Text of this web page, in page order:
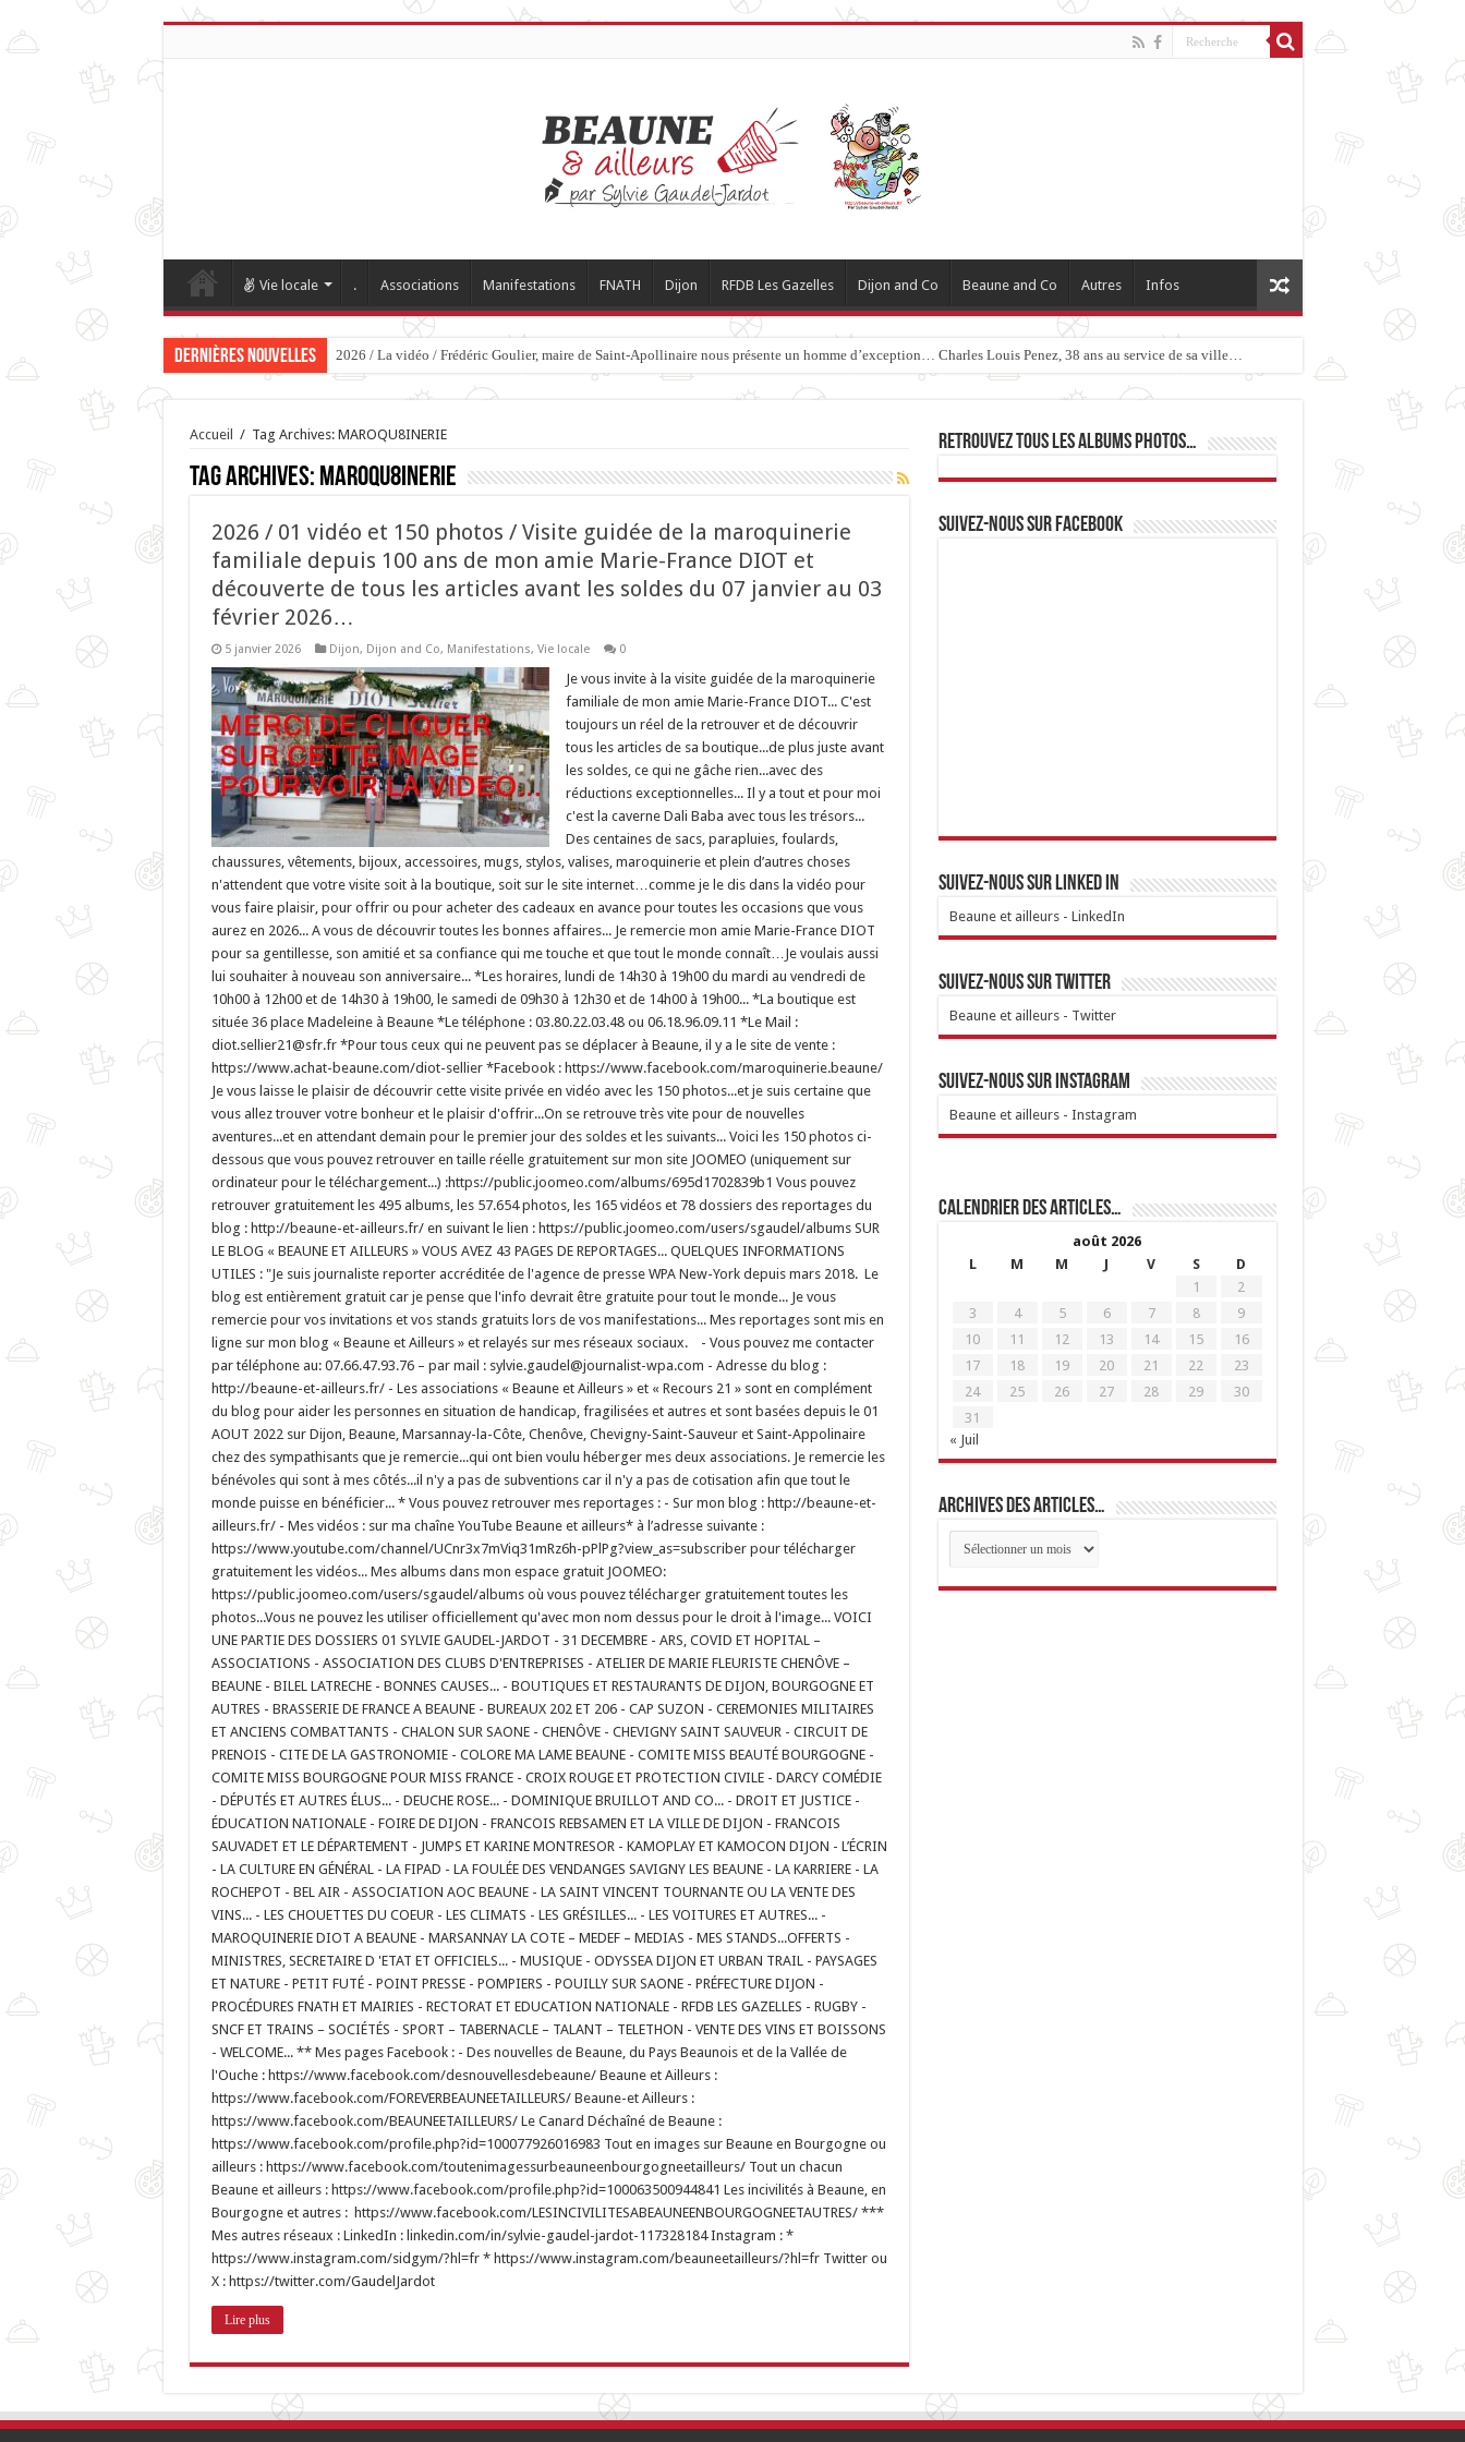
Vie locale . Associations Manifestations FNATH Dijon RFDB Les Gazelles Dijon and Co Beaune and Co Autres Infos
Dernières nouvelles 2026 / La vidéo / Frédéric Goulier, maire de Saint-Apollinaire nous présente un homme d’exception… Charles Louis Penez, 38 ans au service de sa ville…
Accueil / Tag Archives: MAROQU8INERIE
Tag Archives: MAROQU8INERIE
2026 / 01 vidéo et 150 photos / Visite guidée de la maroquinerie
familiale depuis 100 ans de mon amie Marie-France DIOT et
découverte de tous les articles avant les soldes du 07 janvier au 03
février 2026…
5 janvier 2026 Dijon, Dijon and Co, Manifestations, Vie locale 0
Je vous invite à la visite guidée de la maroquinerie
familiale de mon amie Marie-France DIOT... C'est
toujours un réel de la retrouver et de découvrir
tous les articles de sa boutique...de plus juste avant
les soldes, ce qui ne gâche rien...avec des
réductions exceptionnelles... Il y a tout et pour moi
c'est la caverne Dali Baba avec tous les trésors...
Des centaines de sacs, parapluies, foulards,
chaussures, vêtements, bijoux, accessoires, mugs, stylos, valises, maroquinerie et plein d’autres choses
n'attendent que votre visite soit à la boutique, soit sur le site internet…comme je le dis dans la vidéo pour
vous faire plaisir, pour offrir ou pour acheter des cadeaux en avance pour toutes les occasions que vous
aurez en 2026... A vous de découvrir toutes les bonnes affaires... Je remercie mon amie Marie-France DIOT
pour sa gentillesse, son amitié et sa confiance qui me touche et que tout le monde connaît…Je voulais aussi
lui souhaiter à nouveau son anniversaire... *Les horaires, lundi de 14h30 à 19h00 du mardi au vendredi de
10h00 à 12h00 et de 14h30 à 19h00, le samedi de 09h30 à 12h30 et de 14h00 à 19h00... *La boutique est
située 36 place Madeleine à Beaune *Le téléphone : 03.80.22.03.48 ou 06.18.96.09.11 *Le Mail :
diot.sellier21@sfr.fr *Pour tous ceux qui ne peuvent pas se déplacer à Beaune, il y a le site de vente :
https://www.achat-beaune.com/diot-sellier *Facebook : https://www.facebook.com/maroquinerie.beaune/
Je vous laisse le plaisir de découvrir cette visite privée en vidéo avec les 150 photos...et je suis certaine que
vous allez trouver votre bonheur et le plaisir d'offrir...On se retrouve très vite pour de nouvelles
aventures...et en attendant demain pour le premier jour des soldes et les suivants... Voici les 150 photos ci-
dessous que vous pouvez retrouver en taille réelle gratuitement sur mon site JOOMEO (uniquement sur
ordinateur pour le téléchargement...) :https://public.joomeo.com/albums/695d1702839b1 Vous pouvez
retrouver gratuitement les 495 albums, les 57.654 photos, les 165 vidéos et 78 dossiers des reportages du
blog : http://beaune-et-ailleurs.fr/ en suivant le lien : https://public.joomeo.com/users/sgaudel/albums SUR
LE BLOG « BEAUNE ET AILLEURS » VOUS AVEZ 43 PAGES DE REPORTAGES... QUELQUES INFORMATIONS
UTILES : "Je suis journaliste reporter accréditée de l'agence de presse WPA New-York depuis mars 2018. Le
blog est entièrement gratuit car je pense que l'info devrait être gratuite pour tout le monde... Je vous
remercie pour vos invitations et vos stands gratuits lors de vos manifestations... Mes reportages sont mis en
ligne sur mon blog « Beaune et Ailleurs » et relayés sur mes réseaux sociaux. - Vous pouvez me contacter
par téléphone au: 07.66.47.93.76 – par mail : sylvie.gaudel@journalist-wpa.com - Adresse du blog :
http://beaune-et-ailleurs.fr/ - Les associations « Beaune et Ailleurs » et « Recours 21 » sont en complément
du blog pour aider les personnes en situation de handicap, fragilisées et autres et sont basées depuis le 01
AOUT 2022 sur Dijon, Beaune, Marsannay-la-Côte, Chenôve, Chevigny-Saint-Sauveur et Saint-Appolinaire
chez des sympathisants que je remercie...qui ont bien voulu héberger mes deux associations. Je remercie les
bénévoles qui sont à mes côtés...il n'y a pas de subventions car il n'y a pas de cotisation afin que tout le
monde puisse en bénéficier... * Vous pouvez retrouver mes reportages : - Sur mon blog : http://beaune-et-
ailleurs.fr/ - Mes vidéos : sur ma chaîne YouTube Beaune et ailleurs* à l’adresse suivante :
https://www.youtube.com/channel/UCnr3x7mViq31mRz6h-pPlPg?view_as=subscriber pour télécharger
gratuitement les vidéos... Mes albums dans mon espace gratuit JOOMEO:
https://public.joomeo.com/users/sgaudel/albums où vous pouvez télécharger gratuitement toutes les
photos...Vous ne pouvez les utiliser officiellement qu'avec mon nom dessus pour le droit à l'image... VOICI
UNE PARTIE DES DOSSIERS 01 SYLVIE GAUDEL-JARDOT - 31 DECEMBRE - ARS, COVID ET HOPITAL –
ASSOCIATIONS - ASSOCIATION DES CLUBS D'ENTREPRISES - ATELIER DE MARIE FLEURISTE CHENÔVE –
BEAUNE - BILEL LATRECHE - BONNES CAUSES... - BOUTIQUES ET RESTAURANTS DE DIJON, BOURGOGNE ET
AUTRES - BRASSERIE DE FRANCE A BEAUNE - BUREAUX 202 ET 206 - CAP SUZON - CEREMONIES MILITAIRES
ET ANCIENS COMBATTANTS - CHALON SUR SAONE - CHENÔVE - CHEVIGNY SAINT SAUVEUR - CIRCUIT DE
PRENOIS - CITE DE LA GASTRONOMIE - COLORE MA LAME BEAUNE - COMITE MISS BEAUTÉ BOURGOGNE -
COMITE MISS BOURGOGNE POUR MISS FRANCE - CROIX ROUGE ET PROTECTION CIVILE - DARCY COMÉDIE
- DÉPUTÉS ET AUTRES ÉLUS... - DEUCHE ROSE... - DOMINIQUE BRUILLOT AND CO... - DROIT ET JUSTICE -
ÉDUCATION NATIONALE - FOIRE DE DIJON - FRANCOIS REBSAMEN ET LA VILLE DE DIJON - FRANCOIS
SAUVADET ET LE DÉPARTEMENT - JUMPS ET KARINE MONTRESOR - KAMOPLAY ET KAMOCON DIJON - L’ÉCRIN
- LA CULTURE EN GÉNÉRAL - LA FIPAD - LA FOULÉE DES VENDANGES SAVIGNY LES BEAUNE - LA KARRIERE - LA
ROCHEPOT - BEL AIR - ASSOCIATION AOC BEAUNE - LA SAINT VINCENT TOURNANTE OU LA VENTE DES
VINS... - LES CHOUETTES DU COEUR - LES CLIMATS - LES GRÉSILLES... - LES VOITURES ET AUTRES... -
MAROQUINERIE DIOT A BEAUNE - MARSANNAY LA COTE – MEDEF – MEDIAS - MES STANDS...OFFERTS -
MINISTRES, SECRETAIRE D 'ETAT ET OFFICIELS... - MUSIQUE - ODYSSEA DIJON ET URBAN TRAIL - PAYSAGES
ET NATURE - PETIT FUTÉ - POINT PRESSE - POMPIERS - POUILLY SUR SAONE - PRÉFECTURE DIJON -
PROCÉDURES FNATH ET MAIRIES - RECTORAT ET EDUCATION NATIONALE - RFDB LES GAZELLES - RUGBY -
SNCF ET TRAINS – SOCIÉTÉS - SPORT – TABERNACLE – TALANT – TELETHON - VENTE DES VINS ET BOISSONS
- WELCOME... ** Mes pages Facebook : - Des nouvelles de Beaune, du Pays Beaunois et de la Vallée de
l'Ouche : https://www.facebook.com/desnouvellesdebeaune/ Beaune et Ailleurs :
https://www.facebook.com/FOREVERBEAUNEETAILLEURS/ Beaune-et Ailleurs :
https://www.facebook.com/BEAUNEETAILLEURS/ Le Canard Déchaîné de Beaune :
https://www.facebook.com/profile.php?id=100077926016983 Tout en images sur Beaune en Bourgogne ou
ailleurs : https://www.facebook.com/toutenimagessurbeauneenbourgogneetailleurs/ Tout un chacun
Beaune et ailleurs : https://www.facebook.com/profile.php?id=100063500944841 Les incivilités à Beaune, en
Bourgogne et autres : https://www.facebook.com/LESINCIVILITESABEAUNEENBOURGOGNEETAUTRES/ ***
Mes autres réseaux : LinkedIn : linkedin.com/in/sylvie-gaudel-jardot-117328184 Instagram : *
https://www.instagram.com/sidgym/?hl=fr * https://www.instagram.com/beauneetailleurs/?hl=fr Twitter ou
X : https://twitter.com/GaudelJardot
Lire plus
Retrouvez tous les albums photos…
Suivez-nous sur Facebook
Suivez-nous sur linked IN
Beaune et ailleurs - LinkedIn
Suivez-nous sur Twitter
Beaune et ailleurs - Twitter
Suivez-nous sur Instagram
Beaune et ailleurs - Instagram
Calendrier des articles…
août 2026
L
M M J V S
D
1
2
3
4 5 6 7 8
9
10
11 12 13 14 15
16
17
18 19 20 21 22
23
24
25 26 27 28 29
30
31
« Juil
Archives des articles…
Archives
des
articles…